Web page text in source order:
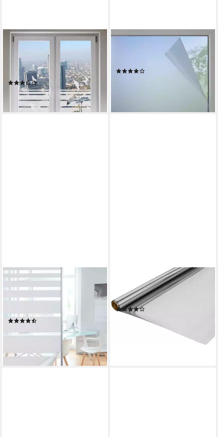
INDIGOS UG
silber satiniert, Klebeanleitung
liegt bei.
(7)
ab 14,99 €
lieferbar - in 5-6 Werktagen bei dir
Fensterfolie, halbtransparent,
glatt, filtert UV-Licht
lieferbar - in 4-5 Werktagen bei dir
KLEMMFIX
Fensterfolie, glatt, Anti-UV
statische Haftgung
lieferbar - in 6-7 Werktagen bei dir
Fensterfolie, blickdicht, glatt,
90% UV-Schutz
26,22 €
lieferbar - in 6-7 Werktagen bei dir